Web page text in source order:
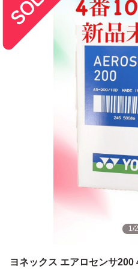
1/2
ヨネックス エアロセンサ200